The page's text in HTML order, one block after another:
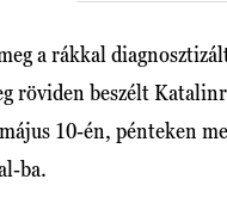
a rákkal
röviden beszélt
10-én, pénteken
ba.